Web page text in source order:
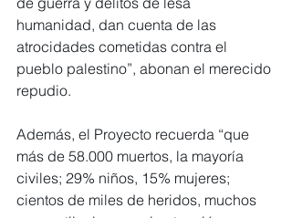
humanidad, dan cuenta de las
atrocidades cometidas contra el
pueblo palestino”, abonan el merecido
repudio.
Además, el Proyecto recuerda “que
más de 58.000 muertos, la mayoría
civiles; 29% niños, 15% mujeres;
cientos de miles de heridos, muchos